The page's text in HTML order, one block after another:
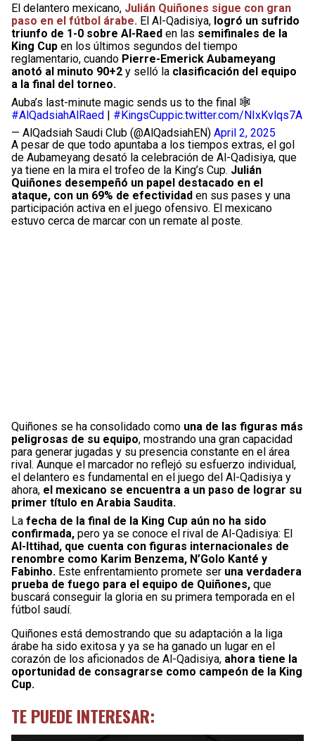
El delantero mexicano, Julián Quiñones sigue con gran
paso en el fútbol árabe. El Al-Qadisiya, logró un sufrido
triunfo de 1-0 sobre Al-Raed en las semifinales de la
King Cup en los últimos segundos del tiempo
reglamentario, cuando Pierre-Emerick Aubameyang
anotó al minuto 90+2 y selló la clasificación del equipo
a la final del torneo.
Auba’s last-minute magic sends us to the final 🕸️
#AlQadsiahAlRaed | #KingsCuppic.twitter.com/NIxKvlqs7A
— AlQadsiah Saudi Club (@AlQadsiahEN) April 2, 2025
A pesar de que todo apuntaba a los tiempos extras, el gol
de Aubameyang desató la celebración de Al-Qadisiya, que
ya tiene en la mira el trofeo de la King’s Cup. Julián
Quiñones desempeñó un papel destacado en el
ataque, con un 69% de efectividad en sus pases y una
participación activa en el juego ofensivo. El mexicano
estuvo cerca de marcar con un remate al poste.
Quiñones se ha consolidado como una de las figuras más
peligrosas de su equipo, mostrando una gran capacidad
para generar jugadas y su presencia constante en el área
rival. Aunque el marcador no reflejó su esfuerzo individual,
el delantero es fundamental en el juego del Al-Qadisiya y
ahora, el mexicano se encuentra a un paso de lograr su
primer título en Arabia Saudita.
La fecha de la final de la King Cup aún no ha sido
confirmada, pero ya se conoce el rival de Al-Qadisiya: El
Al-Ittihad, que cuenta con figuras internacionales de
renombre como Karim Benzema, N’Golo Kanté y
Fabinho. Este enfrentamiento promete ser una verdadera
prueba de fuego para el equipo de Quiñones, que
buscará conseguir la gloria en su primera temporada en el
fútbol saudí.
Quiñones está demostrando que su adaptación a la liga
árabe ha sido exitosa y ya se ha ganado un lugar en el
corazón de los aficionados de Al-Qadisiya, ahora tiene la
oportunidad de consagrarse como campeón de la King
Cup.
TE PUEDE INTERESAR: